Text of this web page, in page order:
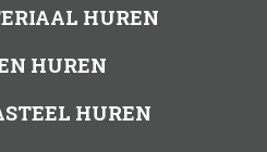
HUREN
HUREN
HUREN